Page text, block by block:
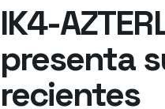
IK4-
presenta
recientes